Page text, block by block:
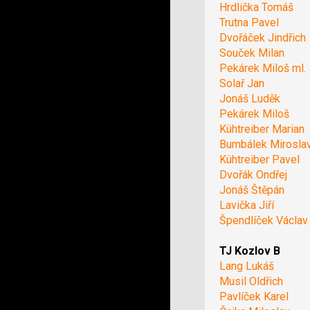
Hrdlička Tomáš
Trutna Pavel
Dvořáček Jindřich
Souček Milan
Pekárek Miloš ml.
Solař Jan
Jonáš Luděk
Pekárek Miloš
Kühtreiber Marian
Bumbálek
Kühtreiber Pavel
Dvořák Ondřej
Jonáš Štěpán
Lavička Jiří
Špendlíček Václav
TJ Kozlov B
Lang Lukáš
Musil Oldřich
Pavlíček Karel